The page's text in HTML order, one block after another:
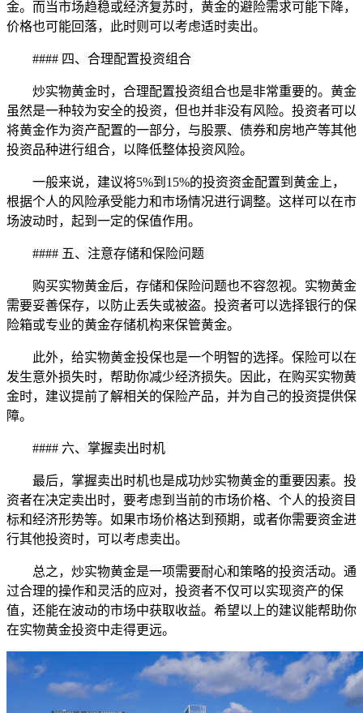
金。而当市场趋稳或经济复苏时，黄金的避险需求可能下降，
价格也可能回落，此时则可以考虑适时卖出。
#### 四、合理配置投资组合
炒实物黄金时，合理配置投资组合也是非常重要的。黄金
虽然是一种较为安全的投资，但也并非没有风险。投资者可以
将黄金作为资产配置的一部分，与股票、债券和房地产等其他
投资品种进行组合，以降低整体投资风险。
一般来说，建议将5%到15%的投资资金配置到黄金上，
根据个人的风险承受能力和市场情况进行调整。这样可以在市
场波动时，起到一定的保值作用。
#### 五、注意存储和保险问题
购买实物黄金后，存储和保险问题也不容忽视。实物黄金
需要妥善保存，以防止丢失或被盗。投资者可以选择银行的保
险箱或专业的黄金存储机构来保管黄金。
此外，给实物黄金投保也是一个明智的选择。保险可以在
发生意外损失时，帮助你减少经济损失。因此，在购买实物黄
金时，建议提前了解相关的保险产品，并为自己的投资提供保
障。
#### 六、掌握卖出时机
最后，掌握卖出时机也是成功炒实物黄金的重要因素。投
资者在决定卖出时，要考虑到当前的市场价格、个人的投资目
标和经济形势等。如果市场价格达到预期，或者你需要资金进
行其他投资时，可以考虑卖出。
总之，炒实物黄金是一项需要耐心和策略的投资活动。通
过合理的操作和灵活的应对，投资者不仅可以实现资产的保
值，还能在波动的市场中获取收益。希望以上的建议能帮助你
在实物黄金投资中走得更远。